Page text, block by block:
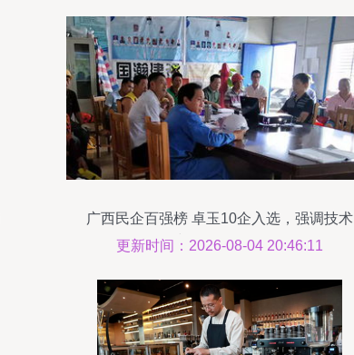
广西民企百强榜 卓玉10企入选，强调技术
与云趋动效动
更新时间：2026-08-04 20:46:11